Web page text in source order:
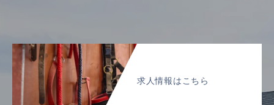
求人情報はこちら